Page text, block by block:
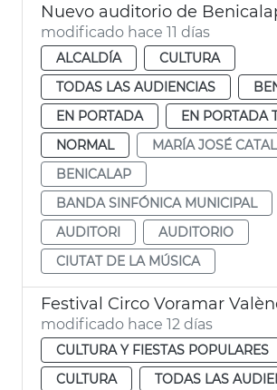
Nuevo auditorio de
modificado hace 11 días
ALCALDÍA
CULTURA
TODAS LAS AUDIENCIAS
EN PORTADA
EN PORTADA
NORMAL
MARÍA JOSÉ
BENICALAP
BANDA SINFÓNICA MUNICIPAL
AUDITORI
AUDITORIO
CIUTAT DE LA MÚSICA
Festival Circo Voramar
modificado hace 12 días
CULTURA Y FIESTAS POPULARES
CULTURA
TODAS LAS